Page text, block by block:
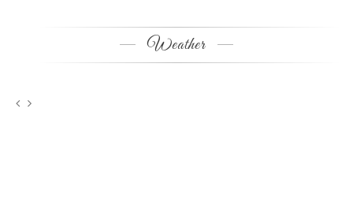
Weather